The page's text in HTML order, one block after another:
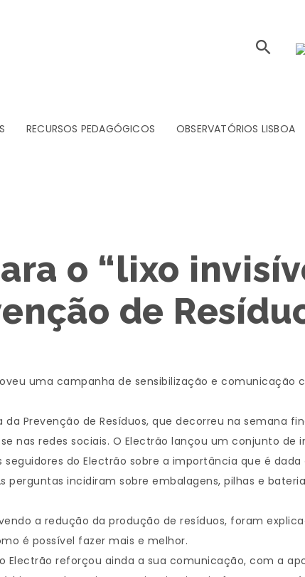
RECURSOS PEDAGÓGICOS OBSERVATÓRIOS LISBOA
o “lixo
de
uma campanha de sensibilização e
Prevenção de Resíduos, que decorreu na semana
nas redes sociais. O Electrão lançou um conjunto de
do Electrão sobre a importância que é
incidiram sobre embalagens, pilhas e
a redução da produção de resíduos, foram
é possível fazer mais e melhor.
Electrão reforçou ainda a sua comunicação, com a